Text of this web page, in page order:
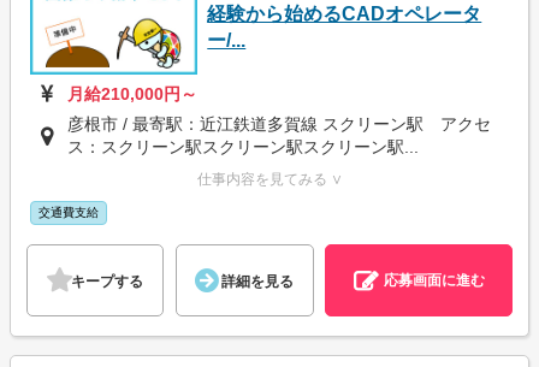
経験から始めるCADオペレータ
ー/...
月給210,000円～
彦根市 / 最寄駅：近江鉄道多賀線 スクリーン駅 アクセ
ス：スクリーン駅スクリーン駅スクリーン駅...
仕事内容を見てみる ∨
交通費支給
キープする 詳細を見る 応募画面に進む